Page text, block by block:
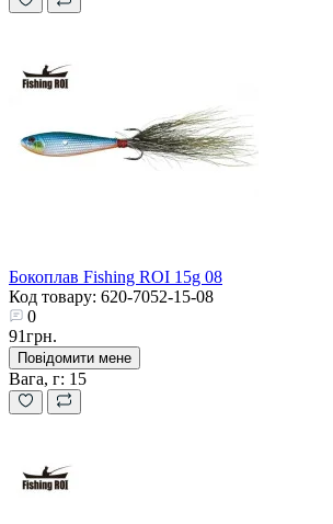
Бокоплав Fishing ROI 15g 08
Код товару: 620-7052-15-08
0
91грн.
Повідомити мене
Вага, г: 15